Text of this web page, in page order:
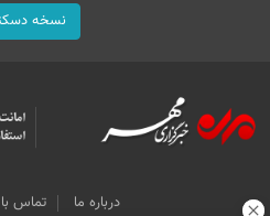
نسخه
درباره ما تماس